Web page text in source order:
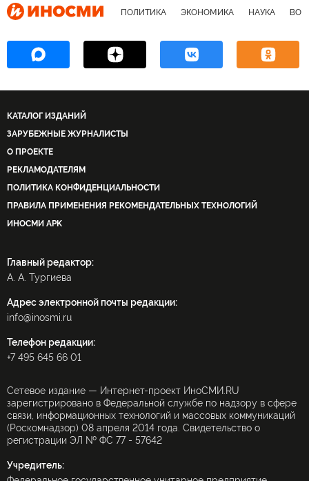
ПОЛИТИКА ЭКОНОМИКА НАУКА
КАТАЛОГ ИЗДАНИЙ
ЗАРУБЕЖНЫЕ ЖУРНАЛИСТЫ
О ПРОЕКТЕ
РЕКЛАМОДАТЕЛЯМ
ПОЛИТИКА КОНФИДЕНЦИАЛЬНОСТИ
ПРАВИЛА ПРИМЕНЕНИЯ РЕКОМЕНДАТЕЛЬНЫХ ТЕХНОЛОГИЙ
ИНОСМИ APK
Главный редактор:
А. А. Тургиева
Адрес электронной почты редакции:
info@inosmi.ru
Телефон редакции:
+7 495 645 66 01
Сетевое издание — Интернет-проект ИноСМИ.RU
зарегистрировано в Федеральной службе по надзору в сфере
связи, информационных технологий и массовых коммуникаций
(Роскомнадзор) 08 апреля 2014 года. Свидетельство о
регистрации ЭЛ № ФС 77 - 57642
Учредитель: